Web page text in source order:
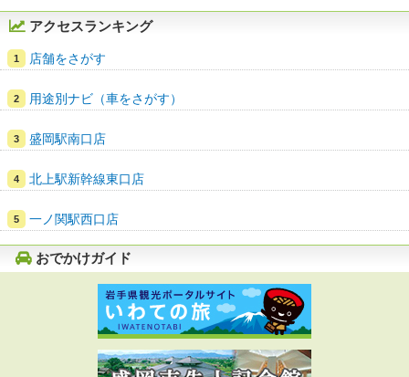
アクセスランキング
店舗をさがす
用途別ナビ（車をさがす）
盛岡駅南口店
北上駅新幹線東口店
一ノ関駅西口店
おでかけガイド